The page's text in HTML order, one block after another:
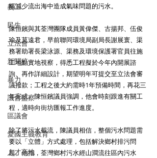
義工
民生
立法會
新聞稿
暴力
議會監察
區議會
愛國主義教育
人才高地
幅減少流出海中造成氣味問題的污水。
陳恒鑌與其荃灣團隊成員黃偉傑、古揚邦、伍俊
瑜及莫遠君，早前聯同環境局副局長謝展寰、渠
務署助署長梁泳源、渠務及環境保護署官員往施
工地點實地視察，得悉工程擬於今年內開展諮
詢、再作詳細設計，期望明年可提交至立法會審
議撥款；工程之後大約需時1年預備時間，再花三
年完成。陳恒鑌議員強調，他會時刻跟進有關工
程，適時向街坊匯報工作進度。
除了將污水截流，陳議員相信，整個污水問題需
要以「立體」方式處理，包括解決鄉村排污問
題。他指，荃灣鄉村污水經山澗流往區內污水